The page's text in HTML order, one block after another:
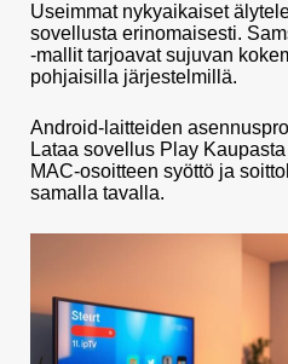
Useimmat nykyaikaiset
sovellusta erinomaisesti.
-mallit tarjoavat sujuvan
pohjaisilla järjestelmillä.
Android-laitteiden
Lataa sovellus Play
MAC-osoitteen syöttö ja
samalla tavalla.